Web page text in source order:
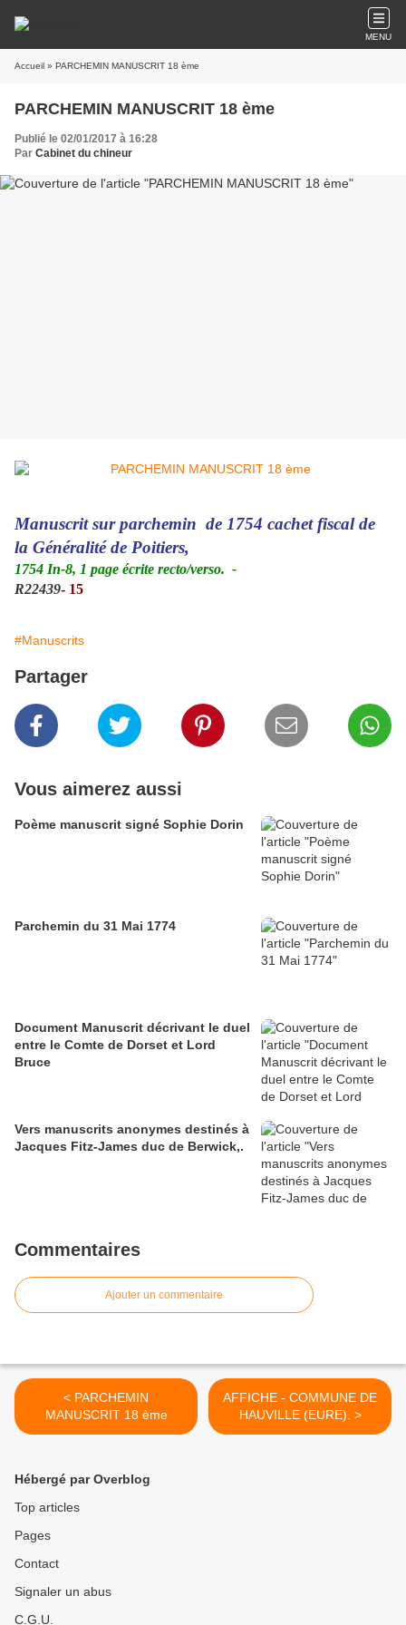
MENU
Accueil » PARCHEMIN MANUSCRIT 18 ème
PARCHEMIN MANUSCRIT 18 ème
Publié le 02/01/2017 à 16:28
Par Cabinet du chineur
Manuscrit sur parchemin de 1754 cachet fiscal de
la Généralité de Poitiers,
1754 In-8, 1 page écrite recto/verso. -
R22439- 15
#Manuscrits
Partager
Vous aimerez aussi
Poème manuscrit signé Sophie Dorin
Parchemin du 31 Mai 1774
Document Manuscrit décrivant le duel
entre le Comte de Dorset et Lord
Bruce
Vers manuscrits anonymes destinés à
Jacques Fitz-James duc de Berwick,.
Commentaires
Ajouter un commentaire
< PARCHEMIN
MANUSCRIT 18 ème
AFFICHE - COMMUNE DE
HAUVILLE (EURE). >
Hébergé par Overblog
Top articles
Pages
Contact
Signaler un abus
C.G.U.